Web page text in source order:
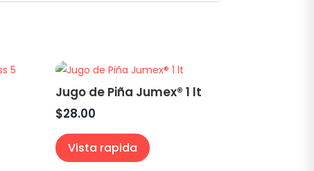
Jugo de Piña Jumex® 1 lt
$28.00
Vista rapida